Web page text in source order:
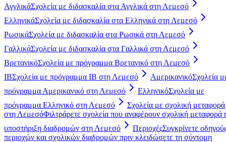
ΑγγλικάΣχολεία με διδασκαλία στα Αγγλικά στη Λεμεσό
ΕλληνικάΣχολεία με διδασκαλία στα Ελληνικά στη Λεμεσό
ΡωσικάΣχολεία με διδασκαλία στα Ρωσικά στη Λεμεσό
ΓαλλικάΣχολεία με διδασκαλία στα Γαλλικά στη Λεμεσό
ΒρετανικόΣχολεία με πρόγραμμα Βρετανικό στη Λεμεσό
IBΣχολεία με πρόγραμμα IB στη Λεμεσό ΑμερικανικόΣχολεία
πρόγραμμα Αμερικανικό στη Λεμεσό
ΕλληνικόΣχολεία με
πρόγραμμα Ελληνικό στη Λεμεσό
Σχολεία με σχολική μεταφορά
στη ΛεμεσόΦιλτράρετε σχολεία που αναφέρουν σχολική μεταφορά
υποστήριξη διαδρομών στη Λεμεσό
ΠεριοχέςΣυγκρίνετε
περιοχών και σχολικών διαδρομών πριν κλειδώσετε τη σύντομη